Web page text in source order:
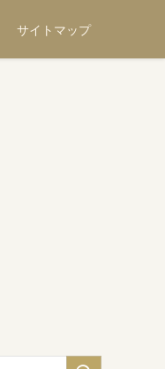
サイトマップ